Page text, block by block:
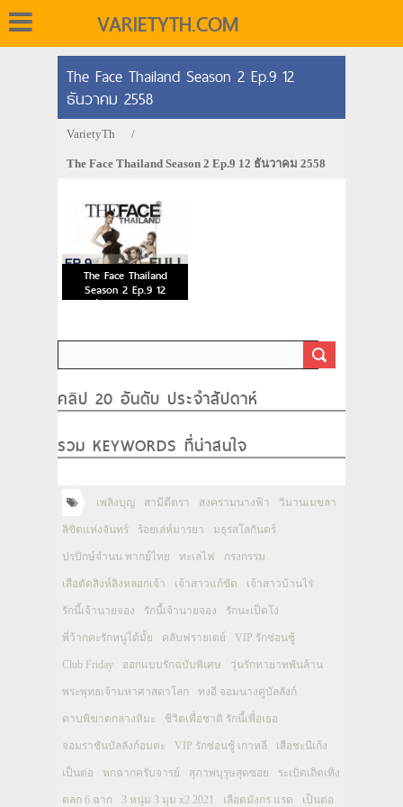
VARIETYTH.COM
The Face Thailand Season 2 Ep.9 12
ธันวาคม 2558
VarietyTh /
The Face Thailand Season 2 Ep.9 12 ธันวาคม 2558
The Face Thailand
Season 2 Ep.9 12
ธันวาคม 2558
คลิป 20 อันดับ ประจำสัปดาห์
รวม KEYWORDS ที่น่าสนใจ
เพลิงบุญ สามีตีตรา สงครามนางฟ้า วิมานเมขลา
ลิขิตแห่งจันทร์ ร้อยเล่ห์มารยา มธุรสโลกันตร์
ปรปักษ์จำนน พากย์ไทย ทะเลไฟ กรงกรรม
เสือตัดสิงห์ลิงหลอกเจ้า เจ้าสาวแก้ขัด เจ้าสาวบ้านไร่
รักนี้เจ้านายจอง รักนี้เจ้านายจอง รักนะเป็ดโง่
พี่ว้ากคะรักหนูได้มั้ย คลับฟรายเดย์ VIP รักซ่อนชู้
Club Friday ออกแบบรักฉบับพิเศษ วุ่นรักทายาทพันล้าน
พระพุทธเจ้ามหาศาสดาโลก ทงอี จอมนางคู่บัลลังก์
ดาบพิฆาตกลางหิมะ ชีวิตเพื่อชาติ รักนี้เพื่อเธอ
จอมราชันบัลลังก์อมตะ VIP รักซ่อนชู้ เกาหลี เสือชะนีเก้ง
เป็นต่อ หกฉากครับจารย์ สุภาพบุรุษสุดซอย ระเบิดเถิดเทิง
ตลก 6 ฉาก 3 หนุ่ม 3 มุม x2 2021 เลือดมังกร แรด เป็นต่อ